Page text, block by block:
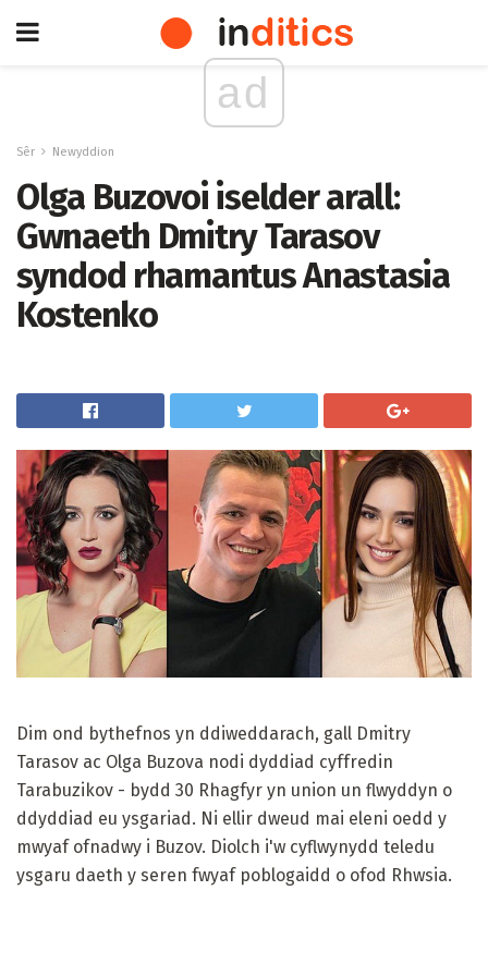
ad
Sêr Newyddion
Olga Buzovoi iselder arall:
Gwnaeth Dmitry Tarasov
syndod rhamantus Anastasia
Kostenko
Dim ond bythefnos yn ddiweddarach, gall Dmitry
Tarasov ac Olga Buzova nodi dyddiad cyffredin
Tarabuzikov - bydd 30 Rhagfyr yn union un flwyddyn o
ddyddiad eu ysgariad. Ni ellir dweud mai eleni oedd y
mwyaf ofnadwy i Buzov. Diolch i'w cyflwynydd teledu
ysgaru daeth y seren fwyaf poblogaidd o ofod Rhwsia.